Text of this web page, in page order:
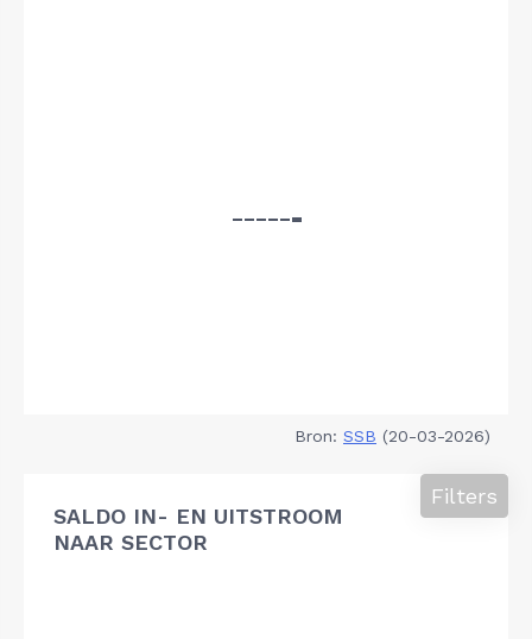
Bron: SSB (20-03-2026)
SALDO IN- EN UITSTROOM
NAAR SECTOR
Filters